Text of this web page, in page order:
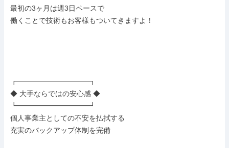
最初の3ヶ月は週3日ペースで
働くことで技術もお客様もついてきますよ！
┏━━━━━━━━━━┓
◆ 大手ならではの安心感 ◆
┗━━━━━━━━━━┛
個人事業主としての不安を払拭する
充実のバックアップ体制を完備